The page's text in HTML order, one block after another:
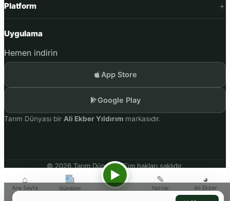
Platform
Uygulama
Hemen indirin
App Store
Google Play
Tarım Dünyası bir Ali Ekber Yıldırım markasıdır.
© 2026 Tarım Dünyası. Tüm hakları saklıdır.
GizlilikKullanım Koşulları
⌂
Ana Sayfa Gündem
▶ ✎
Yazılar
◕
Ali Ekber